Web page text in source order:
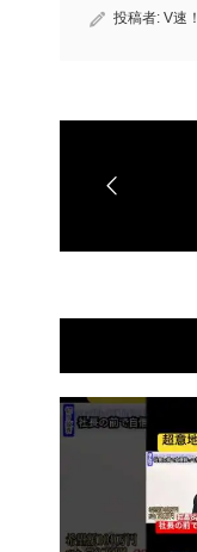
投稿者: V速！